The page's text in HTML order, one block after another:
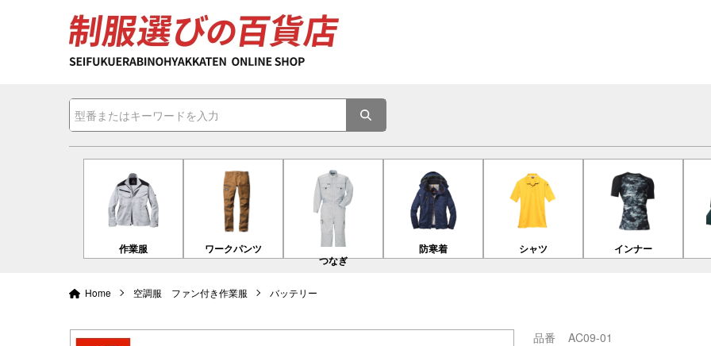
作業服
ワークパンツ
つなぎ
防寒着 シャツ インナー
Home 空調服 ファン付き作業服 バッテリー
品番 AC09-01